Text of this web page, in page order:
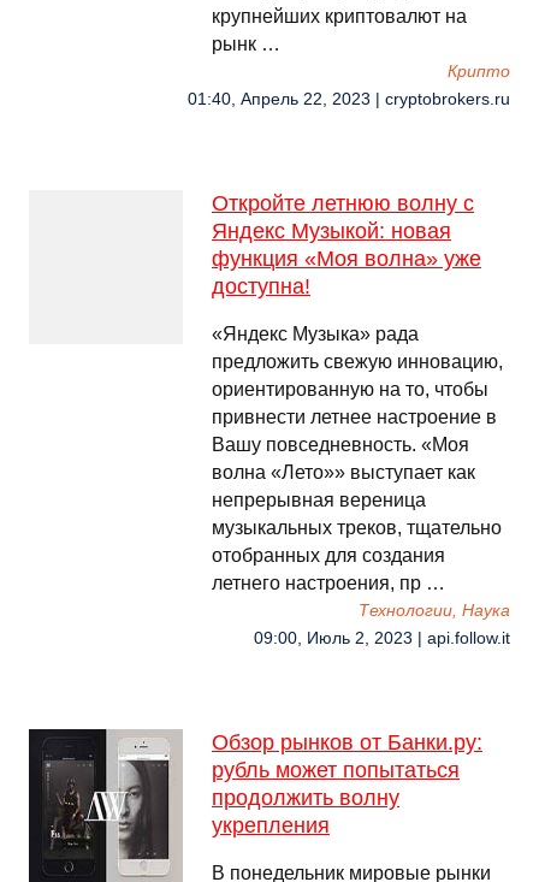
крупнейших криптовалют на
рынк …
Крипто
01:40, Апрель 22, 2023 | cryptobrokers.ru
Откройте летнюю волну с
Яндекс Музыкой: новая
функция «Моя волна» уже
доступна!
«Яндекс Музыка» рада
предложить свежую инновацию,
ориентированную на то, чтобы
привнести летнее настроение в
Вашу повседневность. «Моя
волна «Лето»» выступает как
непрерывная вереница
музыкальных треков, тщательно
отобранных для создания
летнего настроения, пр …
Технологии, Наука
09:00, Июль 2, 2023 | api.follow.it
Обзор рынков от Банки.ру:
рубль может попытаться
продолжить волну
укрепления
В понедельник мировые рынки